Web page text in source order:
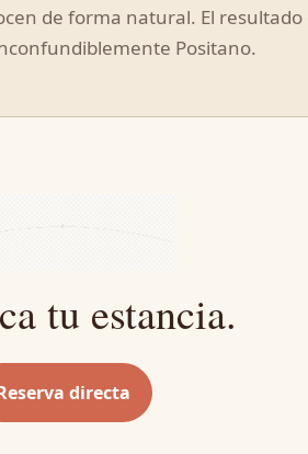
de forma natural. El resultado
Positano.
tu estancia.
directa